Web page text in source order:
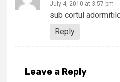
July 4, 2010 at 3:57 pm
sub cortul
Reply
Leave a Reply